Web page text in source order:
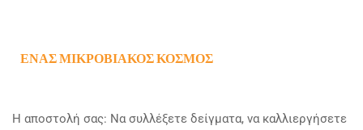
ΈΝΑΣ ΜΙΚΡΟΒΙΑΚΌΣ ΚΌΣΜΟΣ
Η αποστολή σας: Να συλλέξετε δείγματα, να καλλιεργήσετε